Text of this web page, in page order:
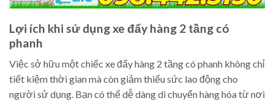
Lợi ích khi sử dụng xe đẩy hàng 2 tầng có
phanh
Việc sở hữu một chiếc xe đẩy hàng 2 tầng có phanh không chỉ
tiết kiệm thời gian mà còn giảm thiểu sức lao động cho
người sử dụng. Bạn có thể dễ dàng di chuyển hàng hóa từ nơi